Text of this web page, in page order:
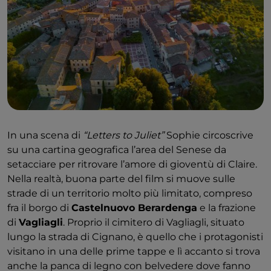
In una scena di “Letters to Juliet”Sophie circoscrive
su una cartina geografica l’area del Senese da
setacciare per ritrovare l’amore di gioventù di Claire.
Nella realtà, buona parte del film si muove sulle
strade di un territorio molto più limitato, compreso
fra il borgo di Castelnuovo Berardenga e la frazione
di Vagliagli. Proprio il cimitero di Vagliagli, situato
lungo la strada di Cignano, è quello che i protagonisti
visitano in una delle prime tappe e lì accanto si trova
anche la panca di legno con belvedere dove fanno